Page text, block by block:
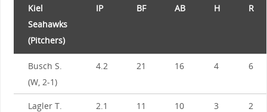
Kiel
Seahawks
(Pitchers)
IP BF AB H R
Busch S.
(W, 2-1)
4.2 21 16 4 6
Lagler T. 2.1 11 10 3 2